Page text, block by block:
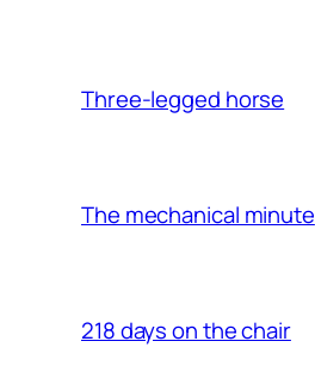
Three-legged horse
The mechanical minute
218 days on the chair